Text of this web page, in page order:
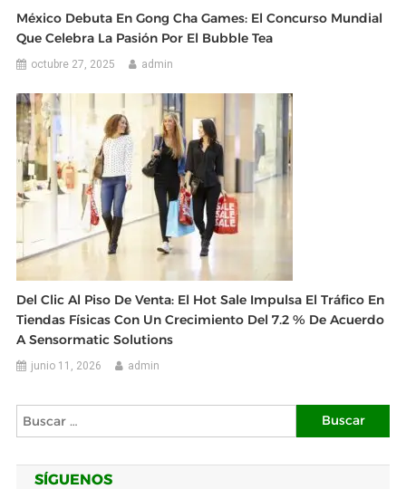
México Debuta En Gong Cha Games: El Concurso Mundial
Que Celebra La Pasión Por El Bubble Tea
octubre 27, 2025 admin
Del Clic Al Piso De Venta: El Hot Sale Impulsa El Tráfico En
Tiendas Físicas Con Un Crecimiento Del 7.2 % De Acuerdo
A Sensormatic Solutions
junio 11, 2026 admin
Buscar:
SÍGUENOS